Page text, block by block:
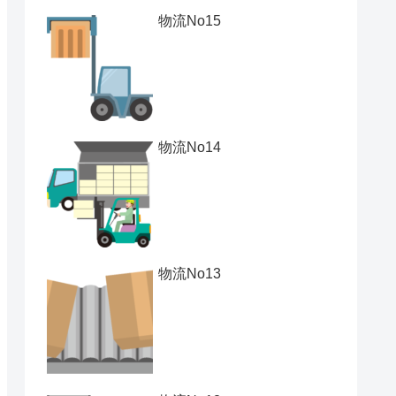
物流No15
物流No14
物流No13